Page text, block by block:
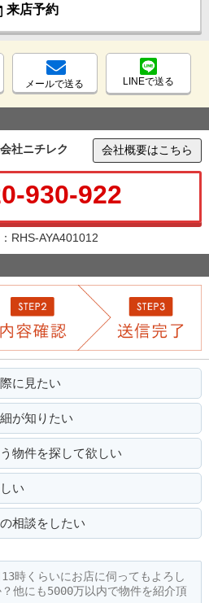
来店予約
メールで送る LINEで送る
社ニチレク 会社概要はこちら
930-922
RHS-AYA401012
に見たい
が知りたい
物件を探して欲しい
い
相談をしたい